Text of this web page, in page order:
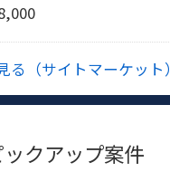
る（サイトマーケット）
ックアップ案件